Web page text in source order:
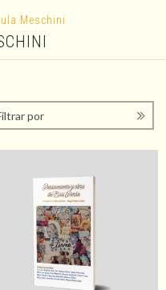
Meschini
por